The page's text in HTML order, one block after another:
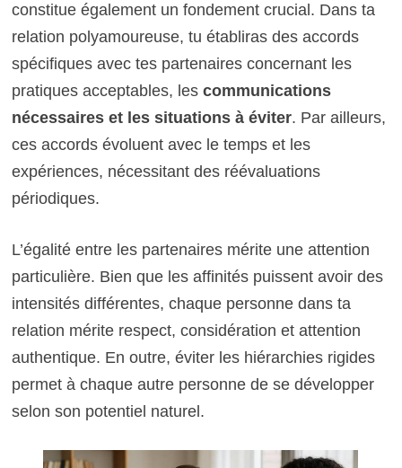
constitue également un fondement crucial. Dans ta
relation polyamoureuse, tu établiras des accords
spécifiques avec tes partenaires concernant les
pratiques acceptables, les communications
nécessaires et les situations à éviter. Par ailleurs,
ces accords évoluent avec le temps et les
expériences, nécessitant des réévaluations
périodiques.
L’égalité entre les partenaires mérite une attention
particulière. Bien que les affinités puissent avoir des
intensités différentes, chaque personne dans ta
relation mérite respect, considération et attention
authentique. En outre, éviter les hiérarchies rigides
permet à chaque autre personne de se développer
selon son potentiel naturel.